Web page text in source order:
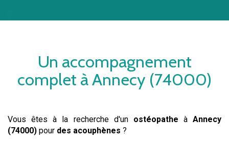
Un accompagnement
complet àAnnecy (74000)
Vous êtes à la recherche d'un ostéopathe à Annecy
(74000) pour des acouphènes ?